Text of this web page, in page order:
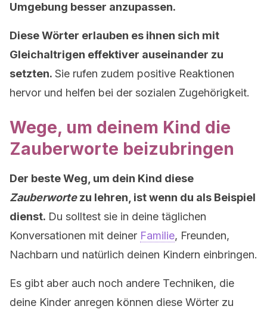
Umgebung besser anzupassen.
Diese Wörter erlauben es ihnen sich mit
Gleichaltrigen effektiver auseinander zu
setzten. Sie rufen zudem positive Reaktionen
hervor und helfen bei der sozialen Zugehörigkeit.
Wege, um deinem Kind die
Zauberworte beizubringen
Der beste Weg, um dein Kind diese
Zauberwortezu lehren, ist wenn du als Beispiel
dienst. Du solltest sie in deine täglichen
Konversationen mit deiner Familie, Freunden,
Nachbarn und natürlich deinen Kindern einbringen.
Es gibt aber auch noch andere Techniken, die
deine Kinder anregen können diese Wörter zu